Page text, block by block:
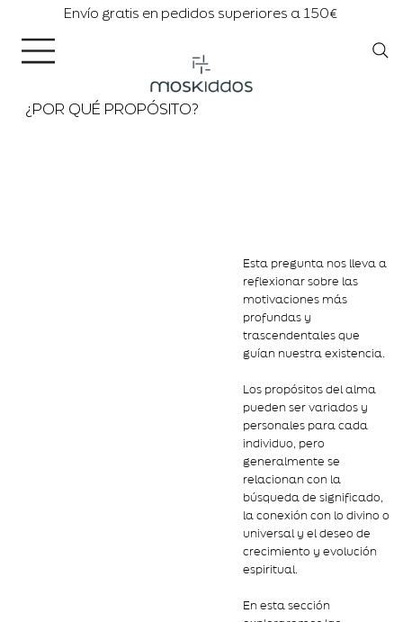
Envío gratis en pedidos superiores a 150€
¿POR QUÉ PROPÓSITO?
Esta pregunta nos lleva a
reflexionar sobre las
motivaciones más
profundas y
trascendentales que
guían nuestra existencia.
Los propósitos del alma
pueden ser variados y
personales para cada
individuo, pero
generalmente se
relacionan con la
búsqueda de significado,
la conexión con lo divino o
universal y el deseo de
crecimiento y evolución
espiritual.
En esta sección